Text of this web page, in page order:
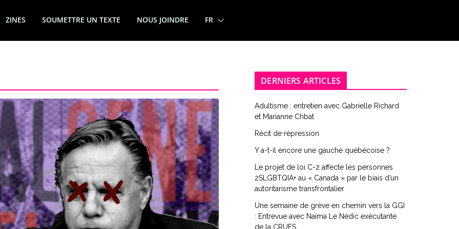
ZINES SOUMETTRE UN TEXTE NOUS JOINDRE FR
DERNIERS ARTICLES
Adultisme : entretien avec Gabrielle Richard
et Marianne Chbat
Récit de répression
Y a-t-il encore une gauche québécoise ?
Le projet de loi C-2 affecte les personnes
2SLGBTQIA+ au « Canada » par le biais d’un
autoritarisme transfrontalier
Une semaine de grève en chemin vers la GGI
: Entrevue avec Naïma Le Nédic exécutante
de la CRUES